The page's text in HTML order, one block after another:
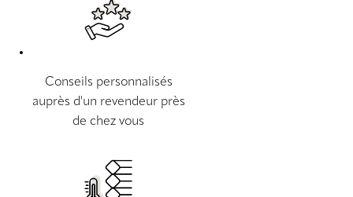
Conseils personnalisés
auprès d'un revendeur près
de chez vous